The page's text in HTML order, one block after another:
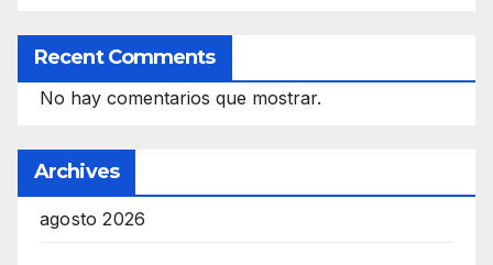
Recent Comments
No hay comentarios que mostrar.
Archives
agosto 2026